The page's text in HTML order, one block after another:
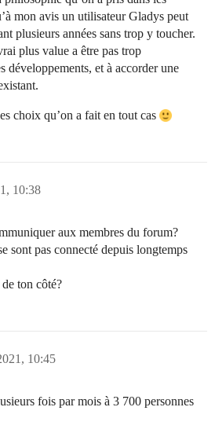
mon avis un utilisateur Gladys peut
plusieurs années sans trop y toucher.
plus value a être pas trop
développements, et à accorder une
choix qu’on a fait en tout cas
10:38
aux membres du forum?
sont pas connecté depuis longtemps
ton côté?
10:45
fois par mois à 3 700 personnes